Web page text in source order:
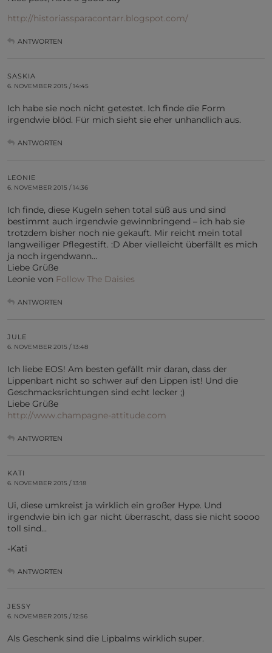
http://historiassparacontarr.blogspot.com/
ANTWORTEN
SASKIA
6. NOVEMBER 2015 / 14:45
Ich habe sie noch nicht getestet. Ich finde die Form
irgendwie blöd. Für mich sieht sie eher unhandlich aus.
ANTWORTEN
LEONIE
6. NOVEMBER 2015 / 14:36
Ich finde, diese Kugeln sehen total süß aus und sind
bestimmt auch irgendwie gewinnbringend – ich hab sie
trotzdem bisher noch nie gekauft. Mir reicht mein total
langweiliger Pflegestift. :D Aber vielleicht überfällt es mich
ja noch irgendwann…
Liebe Grüße
Leonie von Follow The Daisies
ANTWORTEN
JULE
6. NOVEMBER 2015 / 13:48
Ich liebe EOS! Am besten gefällt mir daran, dass der
Lippenbart nicht so schwer auf den Lippen ist! Und die
Geschmacksrichtungen sind echt lecker ;)
Liebe Grüße
http://www.champagne-attitude.com
ANTWORTEN
KATI
6. NOVEMBER 2015 / 13:18
Ui, diese umkreist ja wirklich ein großer Hype. Und
irgendwie bin ich gar nicht überrascht, dass sie nicht soooo
toll sind…
-Kati
ANTWORTEN
JESSY
6. NOVEMBER 2015 / 12:56
Als Geschenk sind die Lipbalms wirklich super.